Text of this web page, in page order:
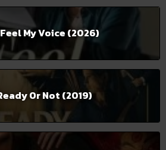
My Voice (2026)
Or Not (2019)